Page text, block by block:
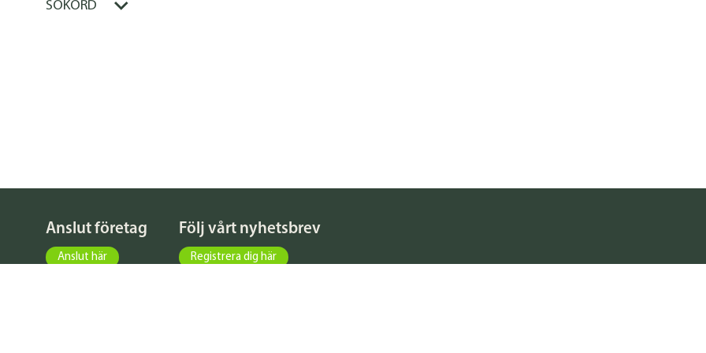
SÖKORD
Anslut företag
Anslut här
Följ vårt nyhetsbrev
Registrera dig här